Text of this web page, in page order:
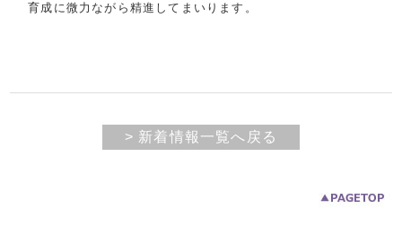
育成に微力ながら精進してまいります。
> 新着情報一覧へ戻る